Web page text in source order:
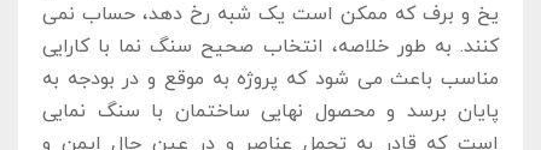
یخ و برف که ممکن است یک شبه رخ دهد، حساب نمی
‌کنند. به طور خلاصه، انتخاب صحیح سنگ نما با کارایی
مناسب باعث می‌ شود که پروژه به موقع و در بودجه به
پایان برسد و محصول نهایی ساختمان با سنگ نمایی
است که قادر به تحمل عناصر و در عین حال ایمن و